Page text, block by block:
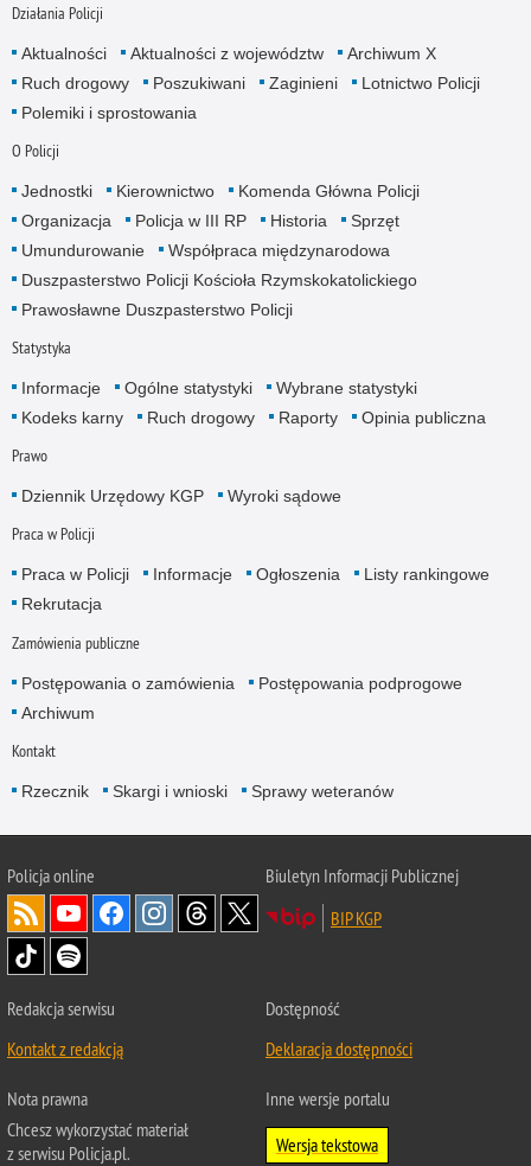
Działania Policji
Aktualności Aktualności z województw
Archiwum X
Ruch drogowy
Poszukiwani Zaginieni
Lotnictwo Policji
Polemiki i sprostowania
O Policji
Jednostki Kierownictwo
Komenda Główna Policji
Organizacja
Policja w III RP Historia
Sprzęt
Umundurowanie
Współpraca międzynarodowa
Duszpasterstwo Policji Kościoła Rzymskokatolickiego
Prawosławne Duszpasterstwo Policji
Statystyka
Informacje Ogólne statystyki
Wybrane statystyki
Kodeks karny
Ruch drogowy Raporty Opinia publiczna
Prawo
Dziennik Urzędowy KGP Wyroki sądowe
Praca w Policji
Praca w Policji Informacje Ogłoszenia
Listy rankingowe
Rekrutacja
Zamówienia publiczne
Postępowania o zamówienia
Postępowania podprogowe
Archiwum
Kontakt
Rzecznik Skargi i wnioski Sprawy weteranów
Policjaonline
Biuletyn Informacji Publicznej
BIP KGP
Redakcja serwisu
Kontakt z redakcją
Dostępność
Deklaracja dostępności
Nota prawna
Chcesz wykorzystać materiał
z serwisu Policja.pl.
Inne wersje portalu
Wersja tekstowa